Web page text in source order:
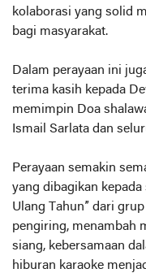
kolaborasi yang solid
bagi masyarakat.
Dalam perayaan ini
terima kasih kepada
memimpin Doa
Ismail Sarlata dan
Perayaan semakin
yang dibagikan
Ulang Tahun” dari
pengiring, menambah
siang, kebersamaan
hiburan karaoke